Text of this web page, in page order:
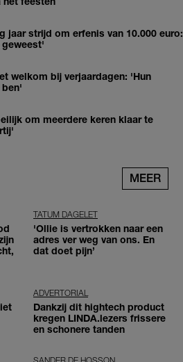
jaar strijd om erfenis van 10.000 euro:
welkom bij verjaardagen: 'Hun
om meerdere keren klaar te
MEER
TATUM DAGELET
'Ollie is vertrokken naar een
adres ver weg van ons. En
dat doet pijn’
ADVERTORIAL
Dankzij dit hightech product
kregen LINDA.lezers frissere
en schonere tanden